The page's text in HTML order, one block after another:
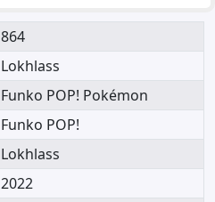
864
Lokhlass
Funko POP! Pokémon
Funko POP!
Lokhlass
2022